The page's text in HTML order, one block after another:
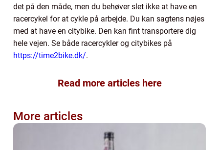
det på den måde, men du behøver slet ikke at have en
racercykel for at cykle på arbejde. Du kan sagtens nøjes
med at have en citybike. Den kan fint transportere dig
hele vejen. Se både racercykler og citybikes på
https://time2bike.dk/.
Read more articles here
More articles